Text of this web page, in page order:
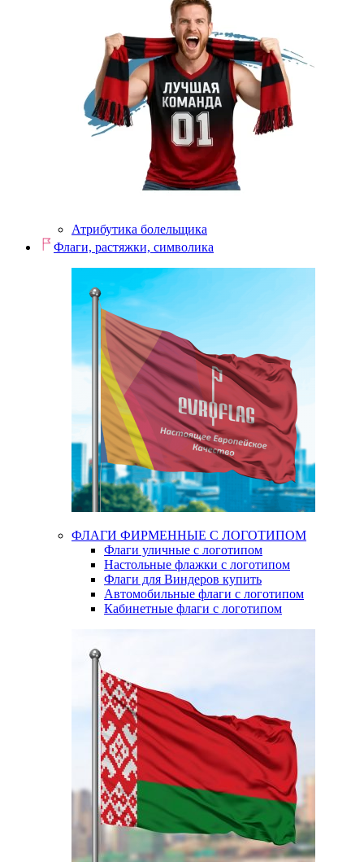
Атрибутика болельщика
Флаги, растяжки, символика
ФЛАГИ ФИРМЕННЫЕ С ЛОГОТИПОМ
Флаги уличные с логотипом
Настольные флажки с логотипом
Флаги для Виндеров купить
Автомобильные флаги с логотипом
Кабинетные флаги с логотипом